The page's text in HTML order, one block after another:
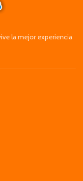
la mejor experiencia